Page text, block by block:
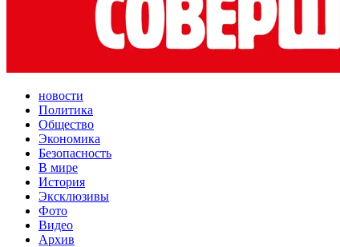
новости
Политика
Общество
Экономика
Безопасность
В мире
История
Эксклюзивы
Фото
Видео
Архив